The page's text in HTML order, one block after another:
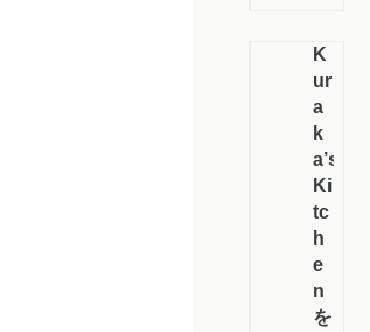
K
ur
a
k
a’s
Ki
tc
h
e
n
を